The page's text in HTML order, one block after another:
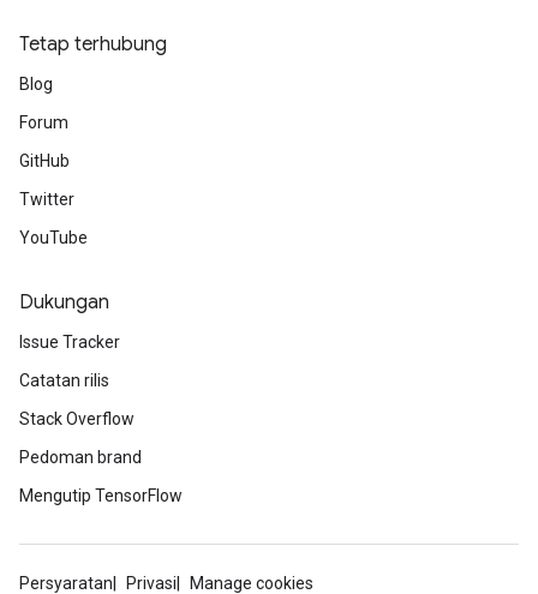
Tetap terhubung
Blog
Forum
GitHub
Twitter
YouTube
Dukungan
Issue Tracker
Catatan rilis
Stack Overflow
Pedoman brand
Mengutip TensorFlow
Persyaratan Privasi
Manage cookies